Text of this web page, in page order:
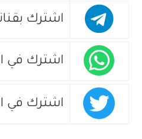
اشترك
اشترك في
اشترك في